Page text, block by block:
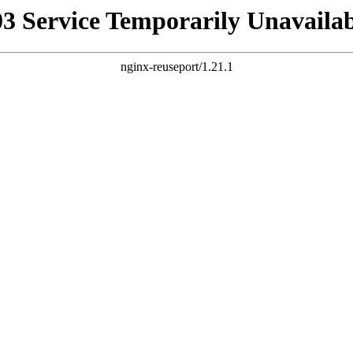
Service Temporarily
nginx-reuseport/1.21.1